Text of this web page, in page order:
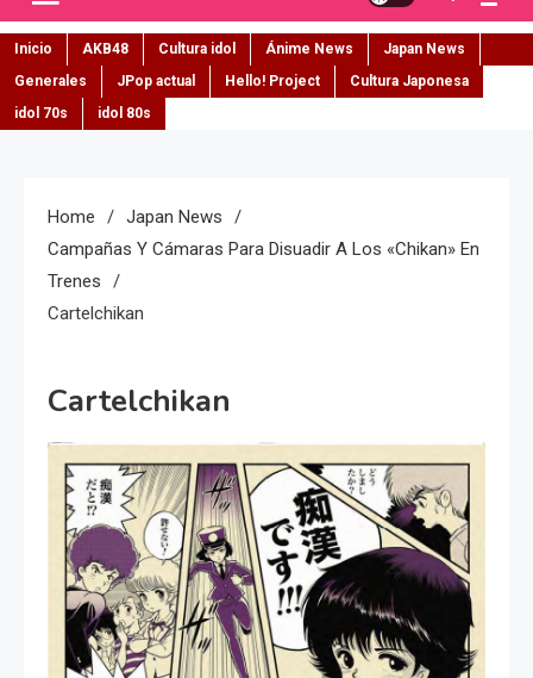
Inicio AKB48 Cultura idol Ánime News
Japan News
Generales
JPop actual Hello! Project
Cultura Japonesa
idol 70s
idol 80s
Home
Japan News
Campañas Y Cámaras Para Disuadir A Los «Chikan» En
Trenes
Cartelchikan
Cartelchikan